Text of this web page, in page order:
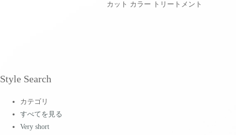
カット カラー トリートメント
Style Search
カテゴリ
すべてを見る
Very short